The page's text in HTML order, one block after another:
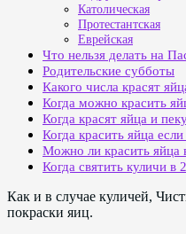
Католическая
Протестантская
Еврейская
Что нельзя делать на
Родительские субботы
Какого числа красят
Когда можно красить
Когда красят яйца и
Когда красить яйца
Можно ли красить яйца
Когда святить куличи в
Как и в случае куличей,
покраски яиц.